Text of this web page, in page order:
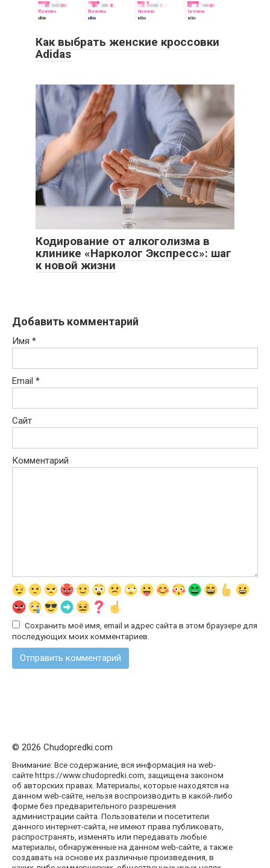
Как выбрать женские кроссовки
Adidas
Кодирование от алкоголизма в
клинике «Нарколог Экспресс»: шаг
к новой жизни
Добавить комментарий
Имя *
Email *
Сайт
Комментарий
Сохранить моё имя, email и адрес сайта в этом браузере для
последующих моих комментариев.
© 2026 Chudopredki.com
Внимание: Все содержание, вся информация на web-
сайте https://www.chudopredki.com, защищена законом
об авторских правах. Материалы, которые находятся на
данном web-сайте, нельзя воспроизводить в какой-либо
форме без предварительного разрешения
администрации сайта. Пользователи и посетители
данного интернет-сайта, не имеют права публиковать,
распространять, изменять или передавать любые
материалы, обнаруженные на данном web-сайте, а также
создавать на основе их различные произведения, в